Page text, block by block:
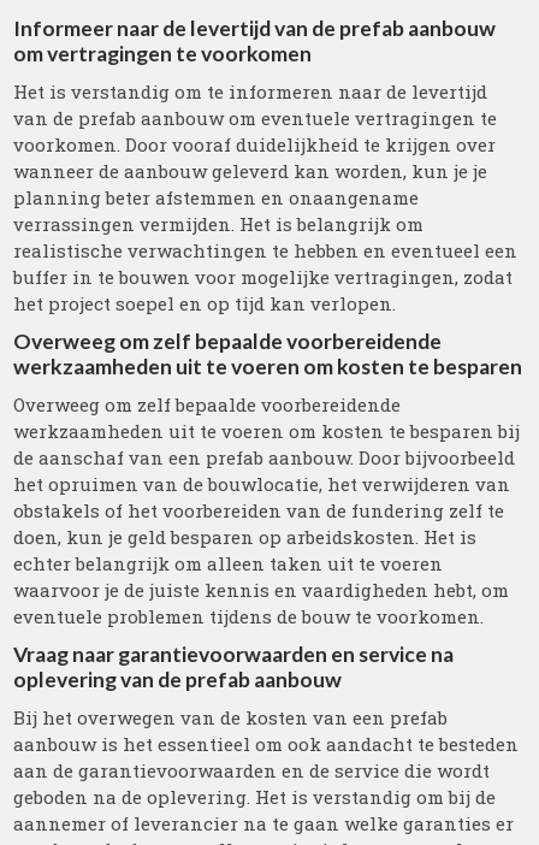
Informeer naar de levertijd van de prefab aanbouw
om vertragingen te voorkomen
Het is verstandig om te informeren naar de levertijd
van de prefab aanbouw om eventuele vertragingen te
voorkomen. Door vooraf duidelijkheid te krijgen over
wanneer de aanbouw geleverd kan worden, kun je je
planning beter afstemmen en onaangename
verrassingen vermijden. Het is belangrijk om
realistische verwachtingen te hebben en eventueel een
buffer in te bouwen voor mogelijke vertragingen, zodat
het project soepel en op tijd kan verlopen.
Overweeg om zelf bepaalde voorbereidende
werkzaamheden uit te voeren om kosten te besparen
Overweeg om zelf bepaalde voorbereidende
werkzaamheden uit te voeren om kosten te besparen bij
de aanschaf van een prefab aanbouw. Door bijvoorbeeld
het opruimen van de bouwlocatie, het verwijderen van
obstakels of het voorbereiden van de fundering zelf te
doen, kun je geld besparen op arbeidskosten. Het is
echter belangrijk om alleen taken uit te voeren
waarvoor je de juiste kennis en vaardigheden hebt, om
eventuele problemen tijdens de bouw te voorkomen.
Vraag naar garantievoorwaarden en service na
oplevering van de prefab aanbouw
Bij het overwegen van de kosten van een prefab
aanbouw is het essentieel om ook aandacht te besteden
aan de garantievoorwaarden en de service die wordt
geboden na de oplevering. Het is verstandig om bij de
aannemer of leverancier na te gaan welke garanties er